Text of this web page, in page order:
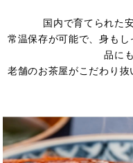
国内で育てられた
常温保存が可能で、身も
品に
老舗のお茶屋がこだわり抜